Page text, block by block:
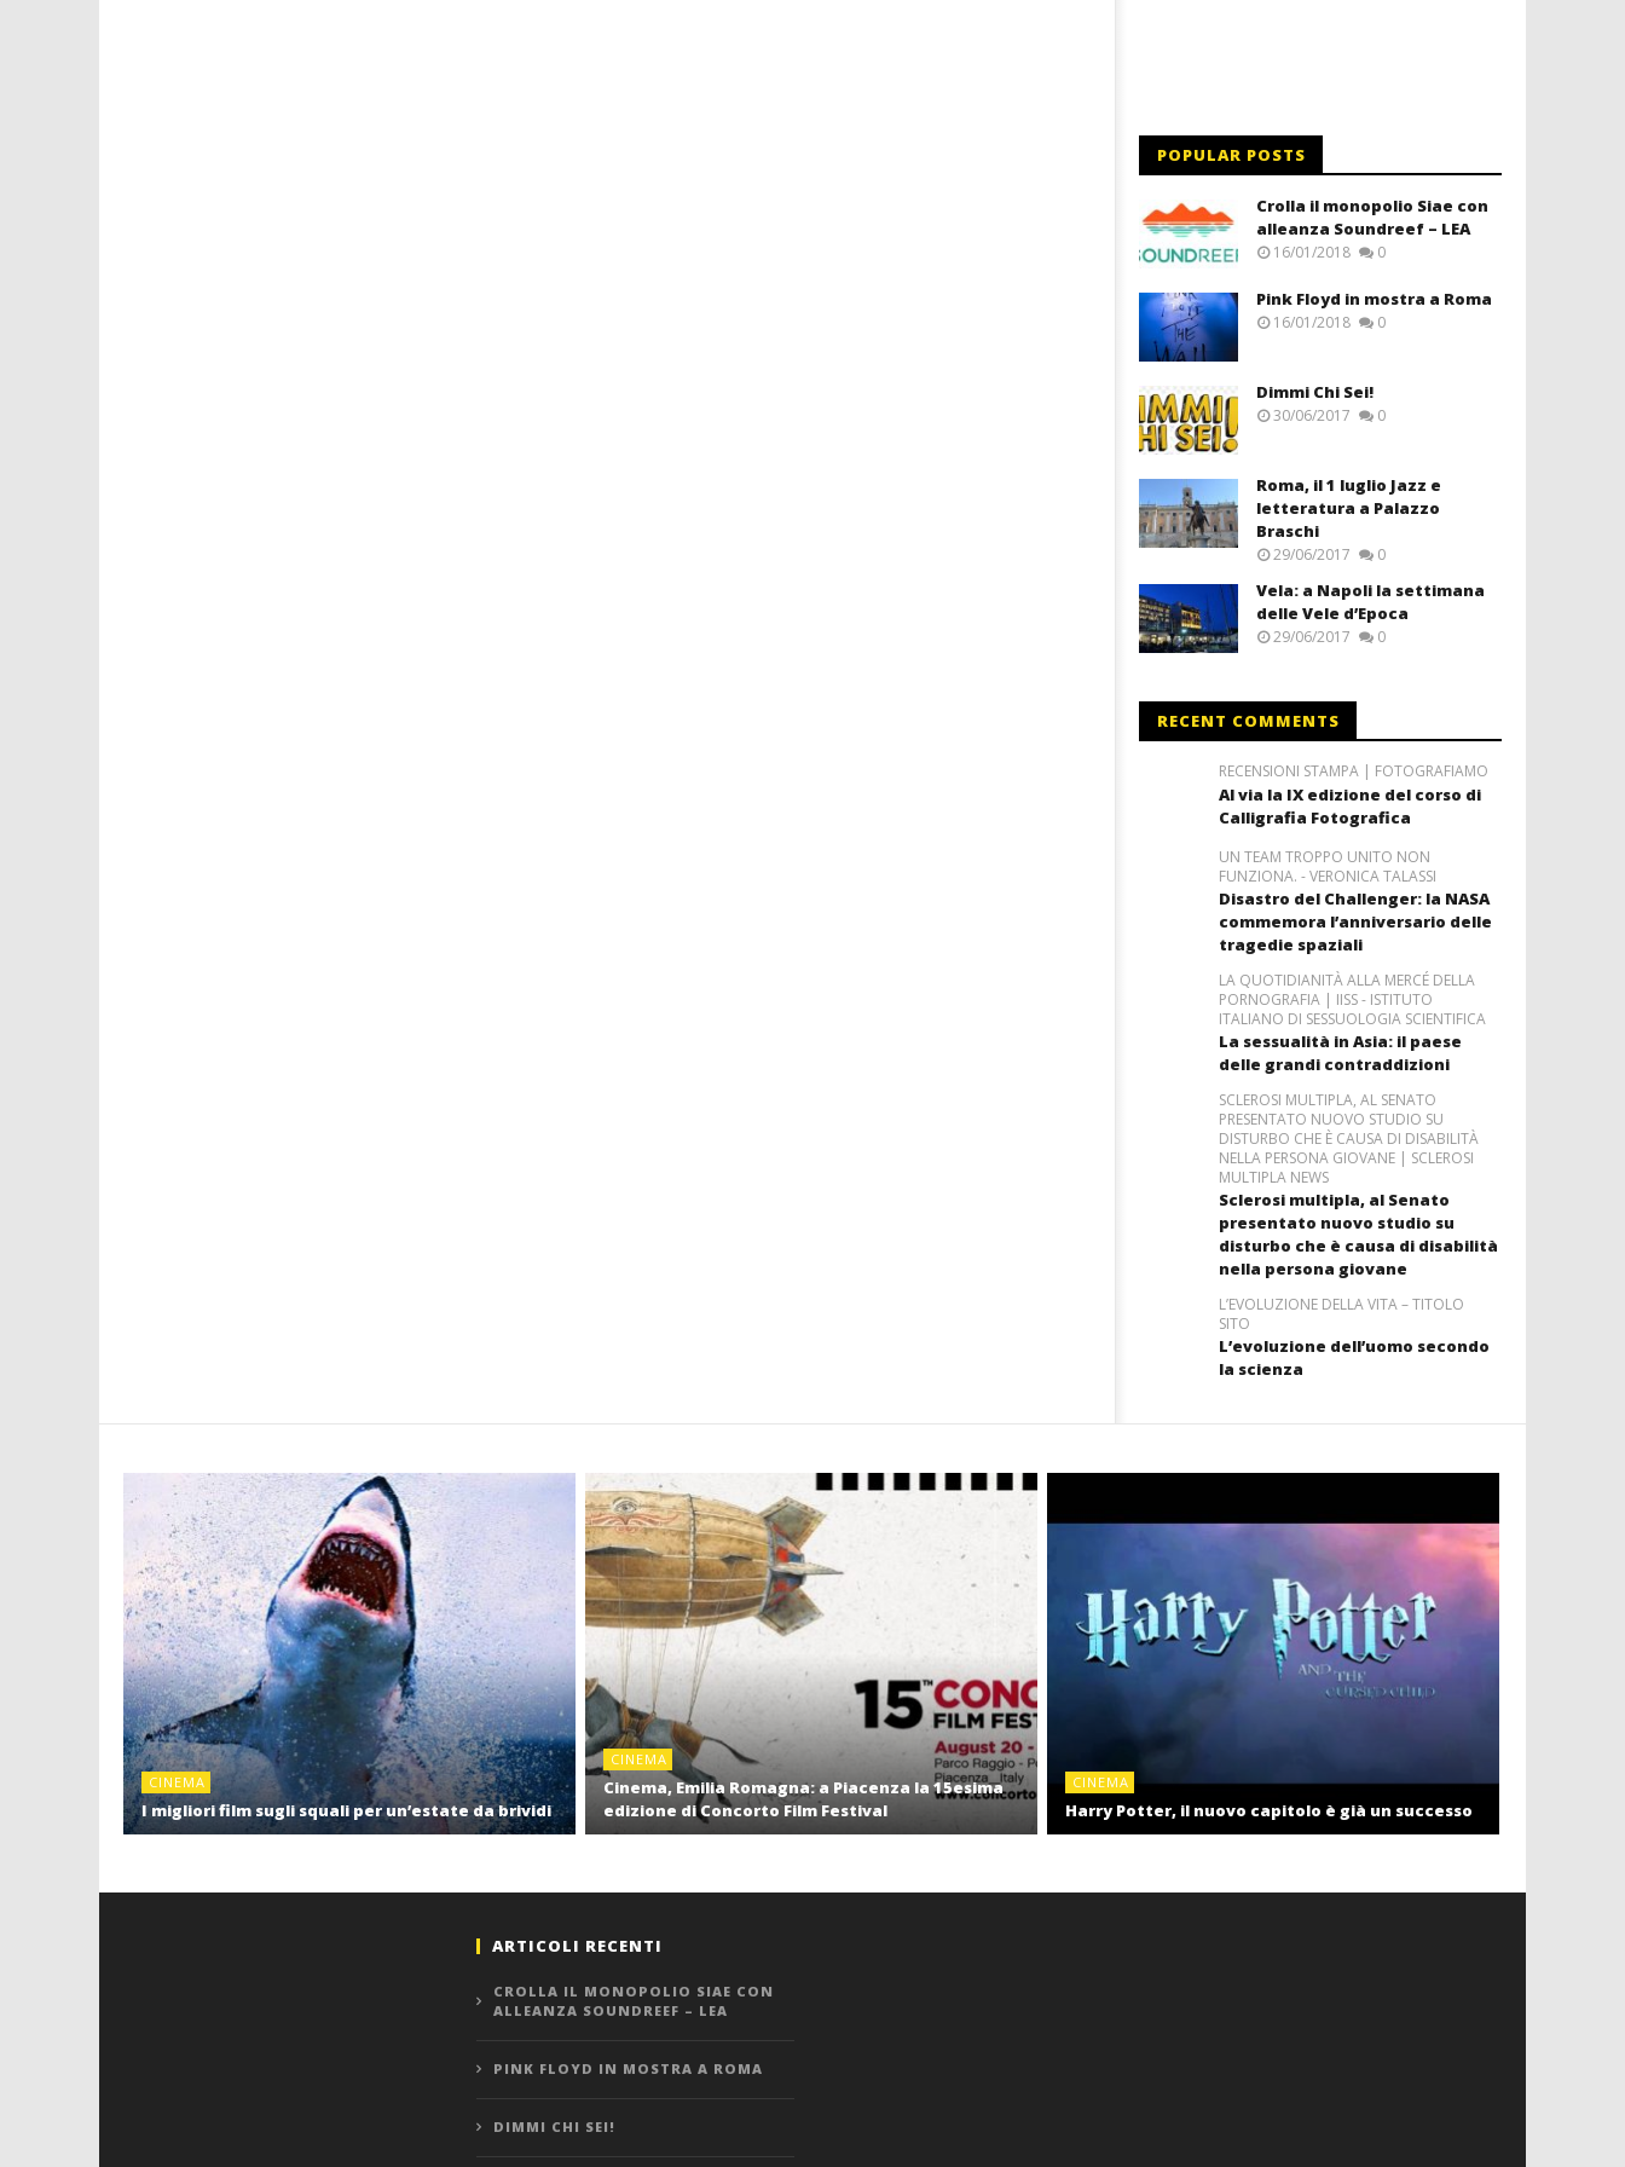
POPULAR POSTS
Crolla il monopolio Siae con
alleanza Soundreef – LEA
16/01/2018 0
Pink Floyd in mostra a Roma
16/01/2018 0
Dimmi Chi Sei!
30/06/2017 0
Roma, il 1 luglio Jazz e
letteratura a Palazzo
Braschi
29/06/2017 0
Vela: a Napoli la settimana
delle Vele d’Epoca
29/06/2017 0
RECENT COMMENTS
RECENSIONI STAMPA | FOTOGRAFIAMO
Al via la IX edizione del corso di
Calligrafia Fotografica
UN TEAM TROPPO UNITO NON
FUNZIONA. - VERONICA TALASSI
Disastro del Challenger: la NASA
commemora l’anniversario delle
tragedie spaziali
LA QUOTIDIANITÀ ALLA MERCÉ DELLA
PORNOGRAFIA | IISS - ISTITUTO
ITALIANO DI SESSUOLOGIA SCIENTIFICA
La sessualità in Asia: il paese
delle grandi contraddizioni
SCLEROSI MULTIPLA, AL SENATO
PRESENTATO NUOVO STUDIO SU
DISTURBO CHE È CAUSA DI DISABILITÀ
NELLA PERSONA GIOVANE | SCLEROSI
MULTIPLA NEWS
Sclerosi multipla, al Senato
presentato nuovo studio su
disturbo che è causa di disabilità
nella persona giovane
L’EVOLUZIONE DELLA VITA – TITOLO
SITO
L’evoluzione dell’uomo secondo
la scienza
CINEMA
I migliori film sugli squali per un’estate da brividi
CINEMA
Cinema, Emilia Romagna: a Piacenza la 15esima
edizione di Concorto Film Festival
CINEMA
Harry Potter, il nuovo capitolo è già un successo
ARTICOLI RECENTI
CROLLA IL MONOPOLIO SIAE CON
ALLEANZA SOUNDREEF – LEA
PINK FLOYD IN MOSTRA A ROMA
DIMMI CHI SEI!